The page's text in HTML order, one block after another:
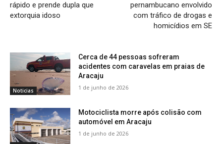
rápido e prende dupla que
extorquia idoso
pernambucano envolvido
com tráfico de drogas e
homicídios em SE
Noticias
Cerca de 44 pessoas sofreram
acidentes com caravelas em praias de
Aracaju
1 de junho de 2026
Motociclista morre após colisão com
automóvel em Aracaju
1 de junho de 2026